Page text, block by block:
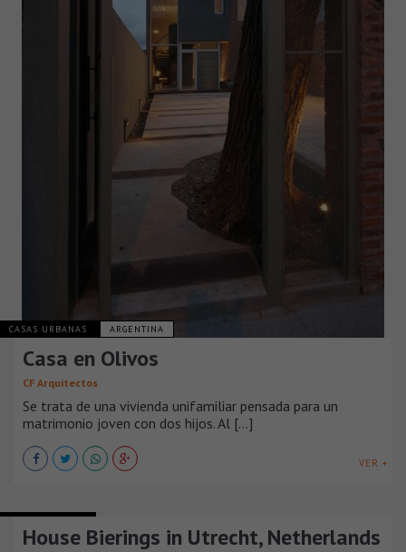
CASAS URBANAS ARGENTINA
Casa en Olivos
CF Arquitectos
Se trata de una vivienda unifamiliar pensada para un
matrimonio joven con dos hijos. Al [...]
VER +
House Bierings in Utrecht, Netherlands